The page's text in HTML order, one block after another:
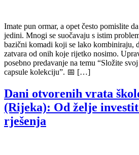
Imate pun ormar, a opet često pomislite
jedini. Mnogi se suočavaju s istim
bazični komadi koji se lako kombiniraju,
zatvara od onih koje rijetko nosimo.
posebno predavanje na temu “Složite
capsule kolekciju”. 📅 […]
Dani otvorenih vrata
(Rijeka): Od želje
rješenja